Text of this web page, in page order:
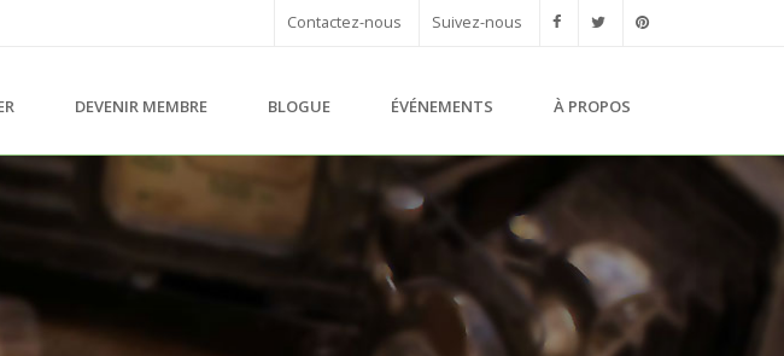
Contactez-nous Suivez-nous
DEVENIR MEMBRE BLOGUE ÉVÉNEMENTS À PROPOS